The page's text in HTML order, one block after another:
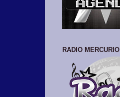
RADIO MERCURIO